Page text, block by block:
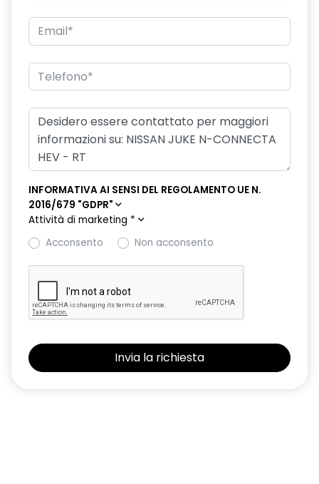
INFORMATIVA AI SENSI DEL REGOLAMENTO UE N.
2016/679 "GDPR"
Attività di marketing *
Acconsento
Non acconsento